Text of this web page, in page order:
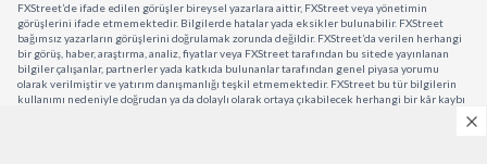
FXStreet’de ifade edilen görüşler bireysel yazarlara aittir, FXStreet veya yönetimin
görüşlerini ifade etmemektedir. Bilgilerde hatalar yada eksikler bulunabilir. FXStreet
bağımsız yazarların görüşlerini doğrulamak zorunda değildir. FXStreet’da verilen herhangi
bir görüş, haber, araştırma, analiz, fiyatlar veya FXStreet tarafından bu sitede yayınlanan
bilgiler çalışanlar, partnerler yada katkıda bulunanlar tarafından genel piyasa yorumu
olarak verilmiştir ve yatırım danışmanlığı teşkil etmemektedir. FXStreet bu tür bilgilerin
kullanımı nedeniyle doğrudan ya da dolaylı olarak ortaya çıkabilecek herhangi bir kâr kaybı